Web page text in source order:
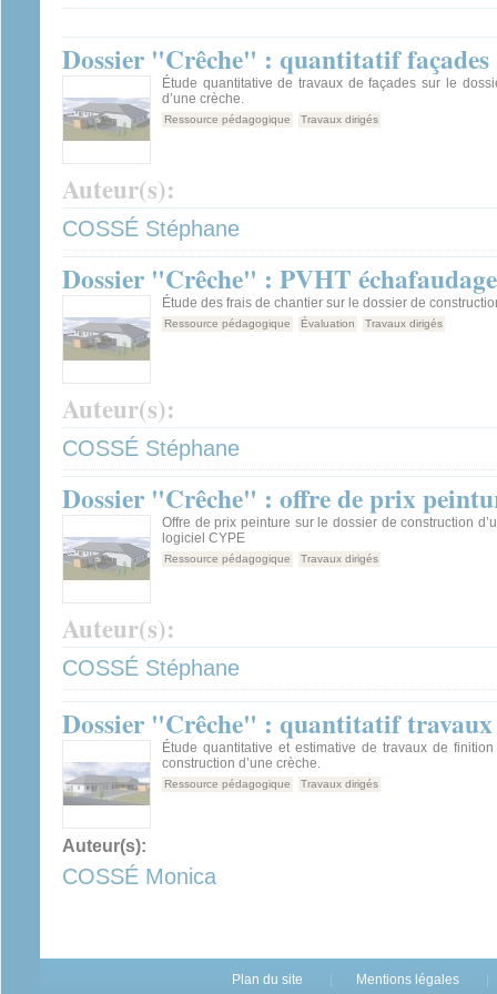
Dossier "Crêche" : quantitatif façades
Étude quantitative de travaux de façades sur le
d’une crèche.
Ressource pédagogique Travaux dirigés
Auteur(s):
COSSÉ Stéphane
Dossier "Crêche" : PVHT échafaudage
Étude des frais de chantier sur le dossier de
Ressource pédagogique Évaluation Travaux dirigés
Auteur(s):
COSSÉ Stéphane
Dossier "Crêche" : offre de prix
Offre de prix peinture sur le dossier de construction
logiciel CYPE
Ressource pédagogique Travaux dirigés
Auteur(s):
COSSÉ Stéphane
Dossier "Crêche" : quantitatif
Étude quantitative et estimative de travaux de
construction d’une crèche.
Ressource pédagogique Travaux dirigés
Auteur(s):
COSSÉ Monica
Plan du site Mentions légales